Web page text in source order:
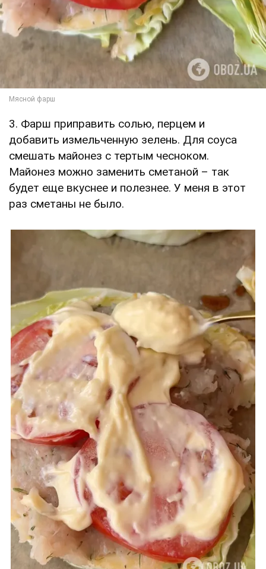
3. Фарш приправить солью, перцем и
добавить измельченную зелень. Для соуса
смешать майонез с тертым чесноком.
Майонез можно заменить сметаной – так
будет еще вкуснее и полезнее. У меня в этот
раз сметаны не было.